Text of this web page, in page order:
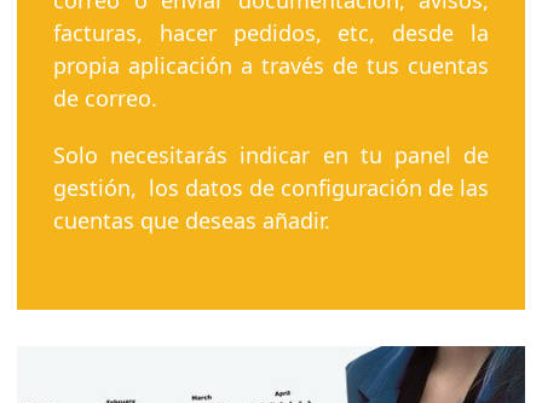
facturas, hacer pedidos, etc, desde la
propia aplicación a través de tus cuentas
de correo.
Solo necesitarás indicar en tu panel de
gestión, los datos de configuración de las
cuentas que deseas añadir.